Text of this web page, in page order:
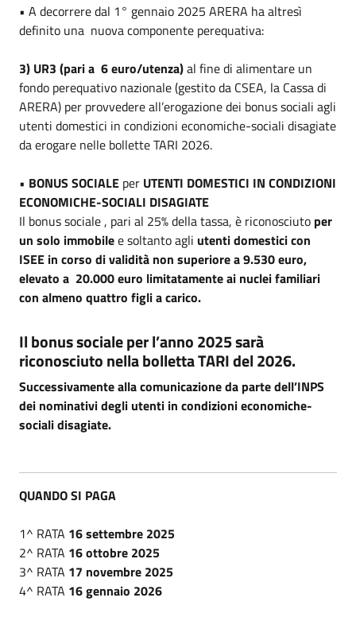
• A decorrere dal 1° gennaio 2025 ARERA ha altresì
definito una nuova componente perequativa:
3) UR3 (pari a 6 euro/utenza)al fine di alimentare un
fondo perequativo nazionale (gestito da CSEA, la Cassa di
ARERA) per provvedere all’erogazione dei bonus sociali agli
utenti domestici in condizioni economiche-sociali disagiate
da erogare nelle bollette TARI 2026.
• BONUS SOCIALE per UTENTI DOMESTICI IN CONDIZIONI
ECONOMICHE-SOCIALI DISAGIATE
Il bonus sociale , pari al 25% della tassa, è riconosciuto per
un solo immobilee soltanto agli utenti domestici con
ISEE in corso di validità non superiore a 9.530 euro,
elevato a 20.000 euro limitatamente ai nuclei familiari
con almeno quattro figli a carico.
Il bonus sociale per l’anno 2025 sarà
riconosciuto nella bolletta TARI del 2026.
Successivamente alla comunicazione da parte dell’INPS
dei nominativi degli utenti in condizioni economiche-
sociali disagiate.
QUANDO SI PAGA
1^ RATA 16 settembre 2025
2^ RATA 16 ottobre 2025
3^ RATA 17 novembre 2025
4^ RATA 16 gennaio 2026